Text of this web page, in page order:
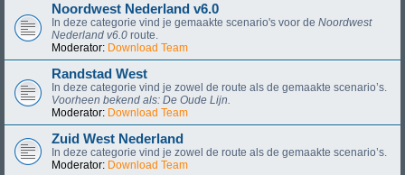
Noordwest Nederland v6.0
In deze categorie vind je gemaakte scenario's voor de Noordwest
Nederland v6.0 route.
Moderator: Download Team
Randstad West
In deze categorie vind je zowel de route als de gemaakte scenario’s.
Voorheen bekend als: De Oude Lijn.
Moderator: Download Team
Zuid West Nederland
In deze categorie vind je zowel de route als de gemaakte scenario’s.
Moderator: Download Team